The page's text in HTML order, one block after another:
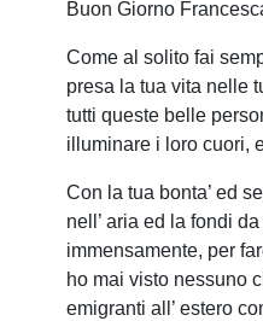
Buon Giorno
Come al solito fai
presa la tua vita nelle
tutti queste belle
illuminare i loro cuori,
Con la tua bonta’ ed
nell’ aria ed la fondi
immensamente, per
ho mai visto nessuno
emigranti all’ estero